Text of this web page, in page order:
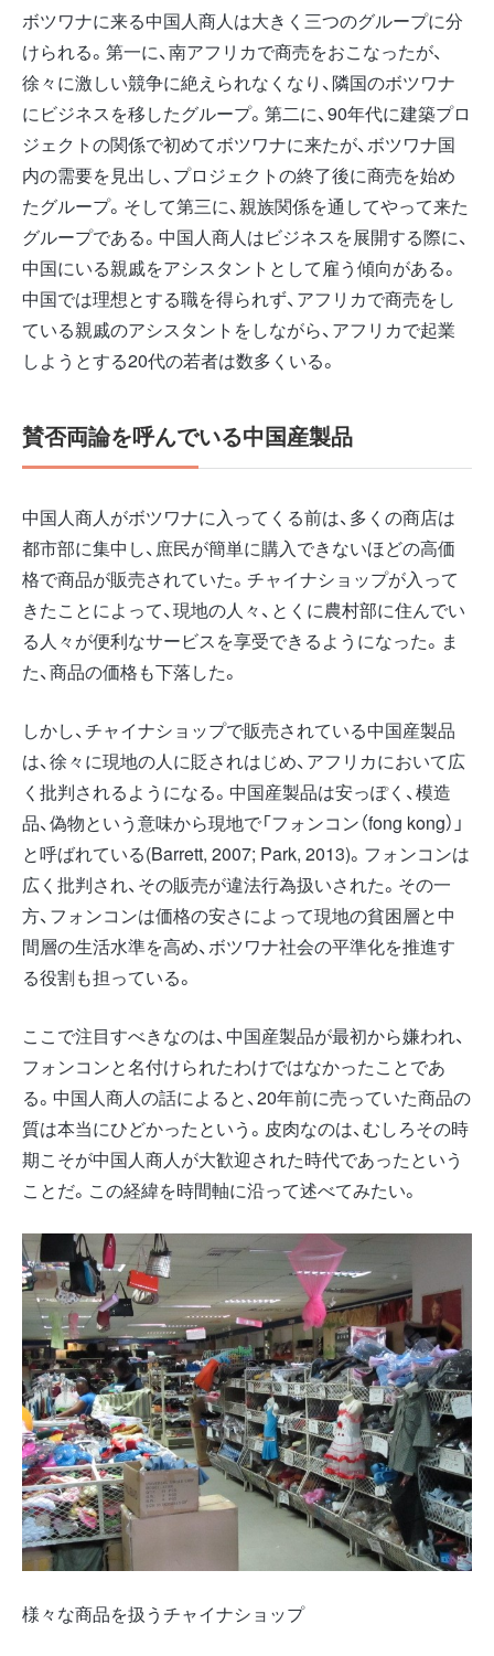
ボツワナに来る中国人商人は大きく三つのグループに分
けられる。第一に、南アフリカで商売をおこなったが、
徐々に激しい競争に絶えられなくなり、隣国のボツワナ
にビジネスを移したグループ。第二に、90年代に建築プロ
ジェクトの関係で初めてボツワナに来たが、ボツワナ国
内の需要を見出し、プロジェクトの終了後に商売を始め
たグループ。そして第三に、親族関係を通してやって来た
グループである。中国人商人はビジネスを展開する際に、
中国にいる親戚をアシスタントとして雇う傾向がある。
中国では理想とする職を得られず、アフリカで商売をし
ている親戚のアシスタントをしながら、アフリカで起業
しようとする20代の若者は数多くいる。
賛否両論を呼んでいる中国産製品
中国人商人がボツワナに入ってくる前は、多くの商店は
都市部に集中し、庶民が簡単に購入できないほどの高価
格で商品が販売されていた。チャイナショップが入って
きたことによって、現地の人々、とくに農村部に住んでい
る人々が便利なサービスを享受できるようになった。ま
た、商品の価格も下落した。
しかし、チャイナショップで販売されている中国産製品
は、徐々に現地の人に貶されはじめ、アフリカにおいて広
く批判されるようになる。中国産製品は安っぽく、模造
品、偽物という意味から現地で「フォンコン（fong kong）」
と呼ばれている(Barrett, 2007; Park, 2013)。フォンコンは
広く批判され、その販売が違法行為扱いされた。その一
方、フォンコンは価格の安さによって現地の貧困層と中
間層の生活水準を高め、ボツワナ社会の平準化を推進す
る役割も担っている。
ここで注目すべきなのは、中国産製品が最初から嫌われ、
フォンコンと名付けられたわけではなかったことであ
る。中国人商人の話によると、20年前に売っていた商品の
質は本当にひどかったという。皮肉なのは、むしろその時
期こそが中国人商人が大歓迎された時代であったという
ことだ。この経緯を時間軸に沿って述べてみたい。
様々な商品を扱うチャイナショップ